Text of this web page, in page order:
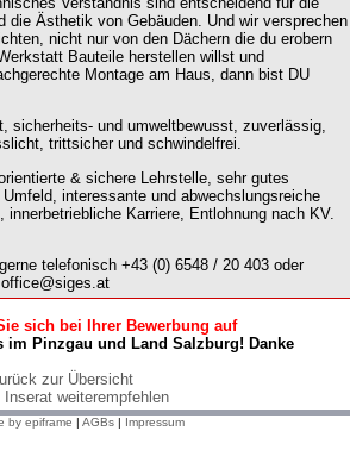
die Ästhetik von Gebäuden. Und wir versprechen
nicht nur von den Dächern die du erobern
Bauteile herstellen willst und
Montage am Haus, dann bist DU
sicherheits- und umweltbewusst, zuverlässig,
trittsicher und schwindelfrei.
& sichere Lehrstelle, sehr gutes
interessante und abwechslungsreiche
Karriere, Entlohnung nach KV.
telefonisch +43 (0) 6548 / 20 403 oder
sich bei Ihrer Bewerbung auf
im Pinzgau und Land Salzburg! Danke
zur Übersicht
Inserat weiterempfehlen
by epiframe | AGBs | Impressum